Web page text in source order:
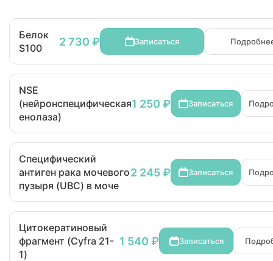
Белок
S100
2 730 ₽ Записаться
NSE
(нейронспецифическая
енолаза)
1 250 ₽ Записаться
Специфический
антиген рака мочевого
пузыря (UBC) в моче
2 245 ₽ Записаться
Цитокератиновый
фрагмент (Cyfra 21-
1)
1 540 ₽ Записаться